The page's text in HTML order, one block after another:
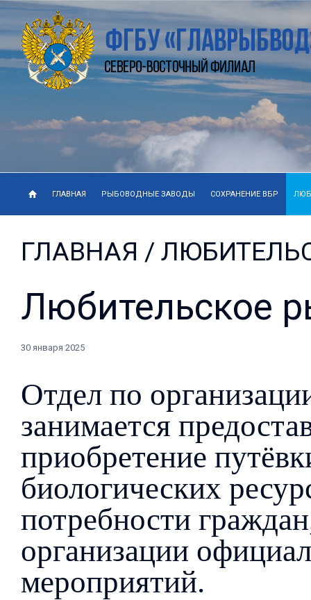
ГЛАВНАЯ РЫБОВОДНЫЕ ЗАВОДЫ СОХРАНЕНИЕ ВБР
ГЛАВНАЯ /
Любительское
30 января 2025
Отдел по
занимается
приобретение
биологических
потребности
организации
мероприятий.